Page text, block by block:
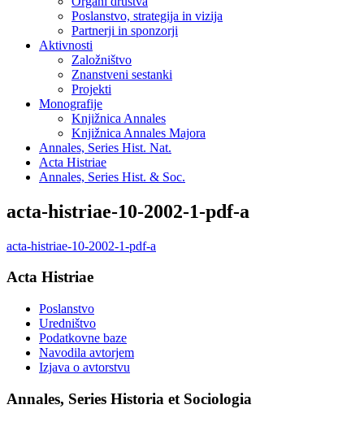
Poslanstvo, strategija in vizija
Partnerji in sponzorji
Aktivnosti
Založništvo
Znanstveni sestanki
Projekti
Monografije
Knjižnica Annales
Knjižnica Annales Majora
Annales, Series Hist. Nat.
Acta Histriae
Annales, Series Hist. & Soc.
acta-histriae-10-2002-1-pdf-a
acta-histriae-10-2002-1-pdf-a
Acta Histriae
Poslanstvo
Uredništvo
Podatkovne baze
Navodila avtorjem
Izjava o avtorstvu
Annales, Series Historia et Sociologia